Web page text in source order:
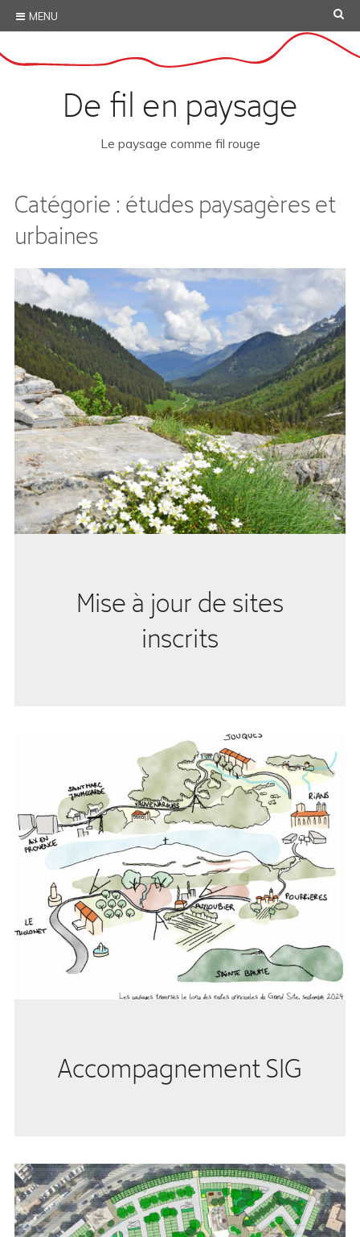
Skip
to
content
De fil en paysage
Le paysage comme fil rouge
MENU
Catégorie : études paysagères et
urbaines
Mise à jour de sites
inscrits
Accompagnement SIG